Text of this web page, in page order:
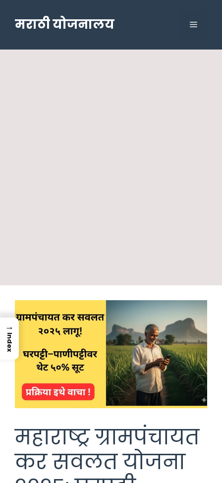
contentमराठी योजनालय Menu
महाराष्ट्र ग्रामपंचायत
कर सवलत योजना
→
Index